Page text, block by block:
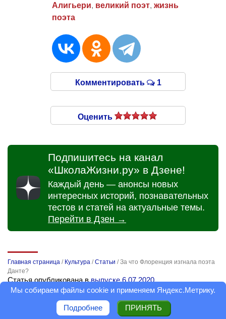
Алигьери, великий поэт, жизнь
поэта
Комментировать 1
Оценить
Подпишитесь на канал
«ШколаЖизни.ру» в Дзене!
Каждый день — анонсы новых
интересных историй, познавательных
тестов и статей на актуальные темы.
Перейти в Дзен →
Главная страница / Культура /Статьи /За что Флоренция изгнала поэта
Данте?
Статья опубликована ввыпуске 6.07.2020
Обновлено 20.08.2024
Мы собираем файлы cookie и применяем Яндекс.Метрику.
Подробнее ПРИНЯТЬ